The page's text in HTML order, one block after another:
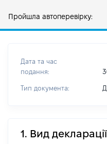
Пройшла автоперевірку:
Дата та час
подання:
Тип документа:
1. Вид